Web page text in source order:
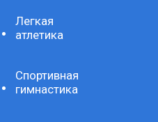
Легкая
атлетика
Спортивная
гимнастика